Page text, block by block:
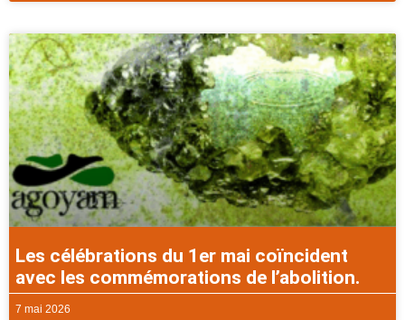
Les célébrations du 1er mai coïncident
avec les commémorations de l’abolition.
7 mai 2026